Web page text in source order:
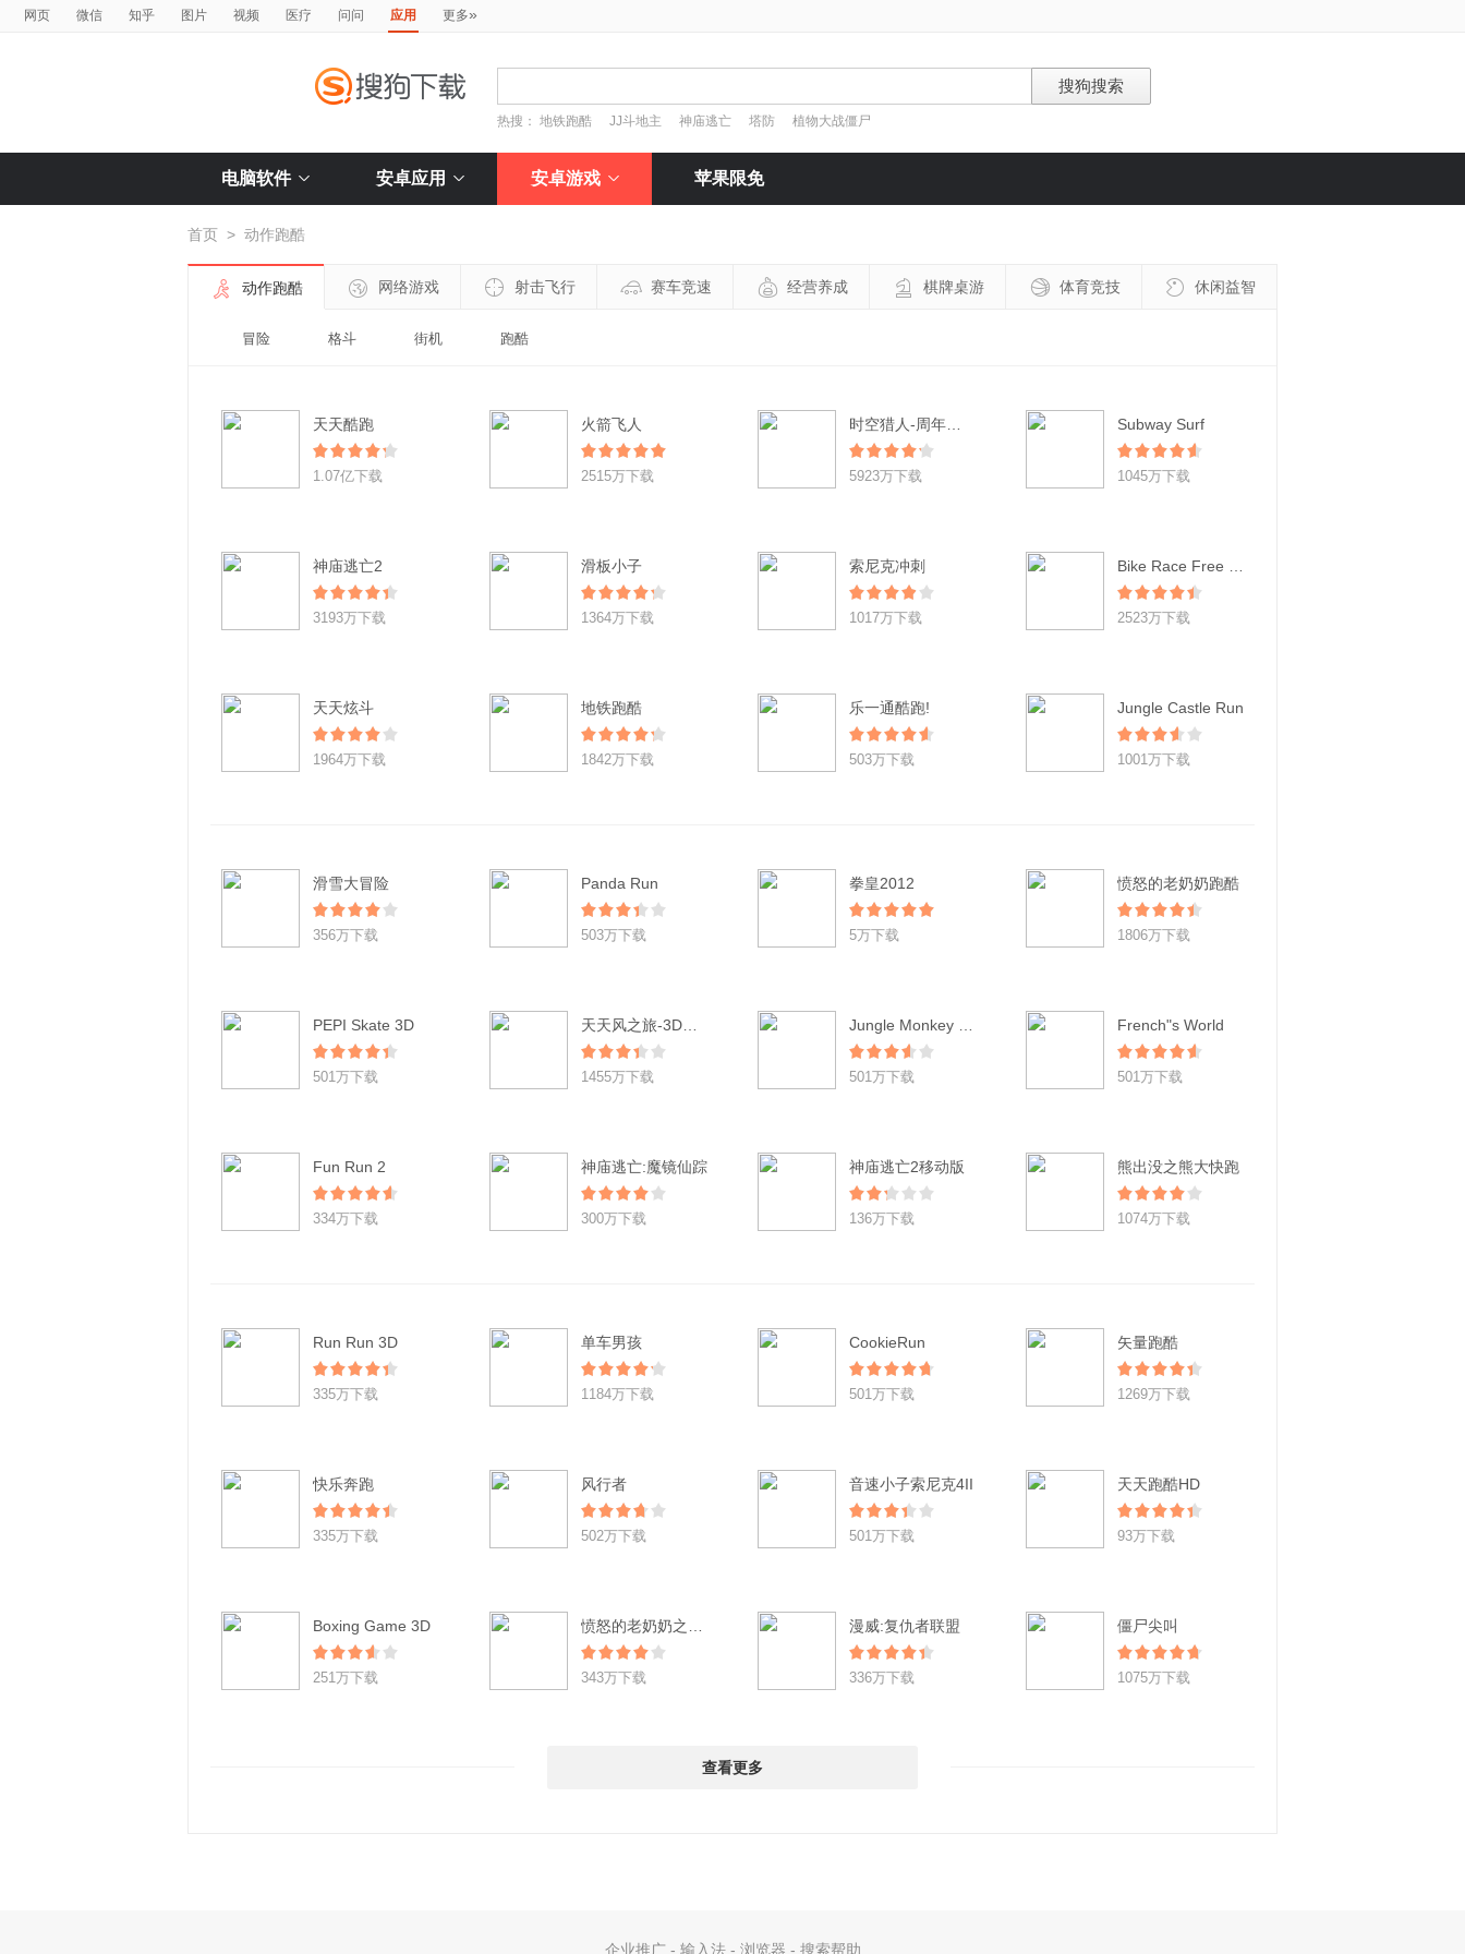
网页 微信 知乎 图片 视频 医疗 问问 应用 更多»
热搜： 地铁跑酷 JJ斗地主 神庙逃亡 塔防 植物大战僵尸
电脑软件 安卓应用 安卓游戏 苹果限免
首页 > 动作跑酷
动作跑酷 网络游戏 射击飞行 赛车竞速 经营养成 棋牌桌游 体育竞技 休闲益智
冒险 格斗 街机 跑酷
天天酷跑
1.07亿下载
火箭飞人
2515万下载 5923万下载
Subway Surf
1045万下载
神庙逃亡2
3193万下载
滑板小子
1364万下载
索尼克冲刺
1017万下载 2523万下载
天天炫斗
1964万下载
地铁跑酷
1842万下载
乐一通酷跑!
503万下载
Jungle Castle Run
1001万下载
滑雪大冒险
356万下载
Panda Run
503万下载
拳皇2012
5万下载
愤怒的老奶奶跑酷
1806万下载
PEPI Skate 3D
501万下载 1455万下载 501万下载
French"s World
501万下载
Fun Run 2
334万下载
神庙逃亡:魔镜仙踪
300万下载
神庙逃亡2移动版
136万下载
熊出没之熊大快跑
1074万下载
Run Run 3D
335万下载
单车男孩
1184万下载
CookieRun
501万下载
矢量跑酷
1269万下载
快乐奔跑
335万下载
风行者
502万下载
音速小子索尼克4II
501万下载
天天跑酷HD
93万下载
Boxing Game 3D
251万下载 343万下载
漫威:复仇者联盟
336万下载
僵尸尖叫
1075万下载
查看更多
企业推广- 输入法- 浏览器 - 搜索帮助